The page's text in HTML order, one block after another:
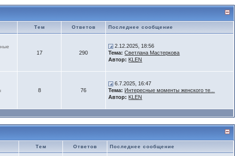
Тем Ответов Последнее сообщение
17 290
2.12.2025, 18:56
Тема: Светлана Мастеркова
Автор: KLEN
8 76
6.7.2025, 16:47
Тема: Интересные моменты женского те...
Автор: KLEN
Тем Ответов Последнее сообщение